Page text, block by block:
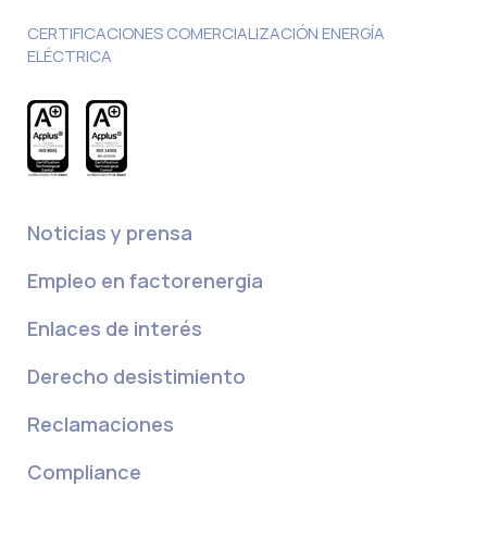
CERTIFICACIONES COMERCIALIZACIÓN ENERGÍA
ELÉCTRICA
Noticias y prensa
Empleo en factorenergia
Enlaces de interés
Derecho desistimiento
Reclamaciones
Compliance